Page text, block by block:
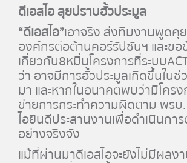
ดีเอสไอ ลุยปราบฮั้วประมูล
“ดีเอสไอ”เอาจริง ส่งทีมงานพูดคุ
องค์กรต่อต้านคอร์รัปชันฯ และขอ
เกี่ยวกับ8หมื่นโครงการที่ระบบ
ว่า อาจมีการฮั้วประมูลเกิดขึ้นในช่
มา และหากในอนาคตพบว่ามีโครง
ข่ายการกระทำความผิดตาม พรบ
ไอยินดีประสานงานเพื่อดำเนินกา
อย่างจริงจัง
แม้ที่ผ่านมาดีเอสไอจะยังไม่มีผลง